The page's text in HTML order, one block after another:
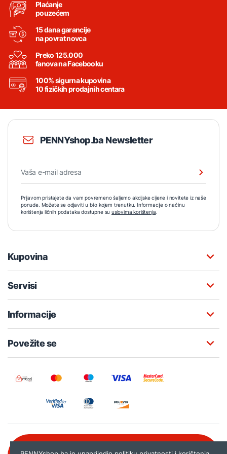
Plaćanje
pouzećem
15 dana garancije
na povrat novca
Preko 125.000
fanova na Facebooku
100% sigurna kupovina
10 fizičkih prodajnih centara
PENNYshop.ba Newsletter
Prijavom pristajete da vam povremeno šaljemo akcijske cijene i novitete iz naše
ponude. Možete se odjaviti u bilo kojem trenutku. Informacije o načinu
korištenja ličnih podataka dostupne su uslovima korištenja.
Kupovina
Servisi
Informacije
Povežite se